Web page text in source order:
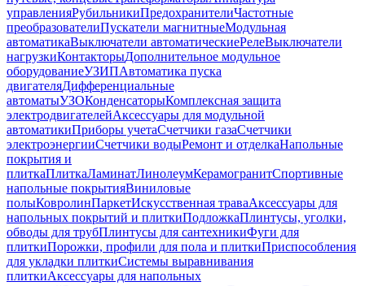
управленияРубильникиПредохранителиЧастотные
преобразователиПускатели магнитныеМодульная
автоматикаВыключатели автоматическиеРелеВыключатели
нагрузкиКонтакторыДополнительное модульное
оборудованиеУЗИПАвтоматика пуска
двигателяДифференциальные
автоматыУЗОКонденсаторыКомплексная защита
электродвигателейАксессуары для модульной
автоматикиПриборы учетаСчетчики газаСчетчики
электроэнергииСчетчики водыРемонт и отделкаНапольные
покрытия и
плиткаПлиткаЛаминатЛинолеумКерамогранитСпортивные
напольные покрытияВиниловые
полыКовролинПаркетИскусственная траваАксессуары для
напольных покрытий и плиткиПодложкаПлинтусы, уголки,
обводы для трубПлинтусы для сантехникиФуги для
плиткиПорожки, профили для пола и плиткиПриспособления
для укладки плиткиСистемы выравнивания
плиткиАксессуары для напольных